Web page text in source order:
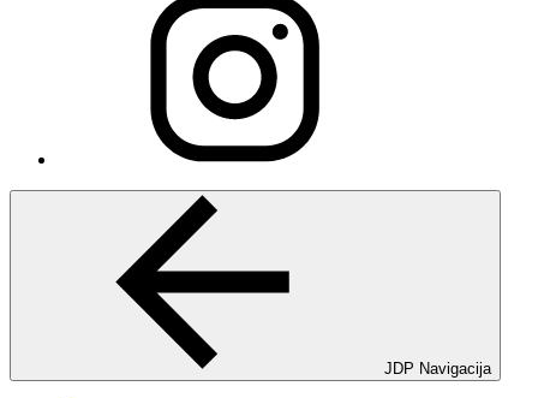
JDP Navigacija